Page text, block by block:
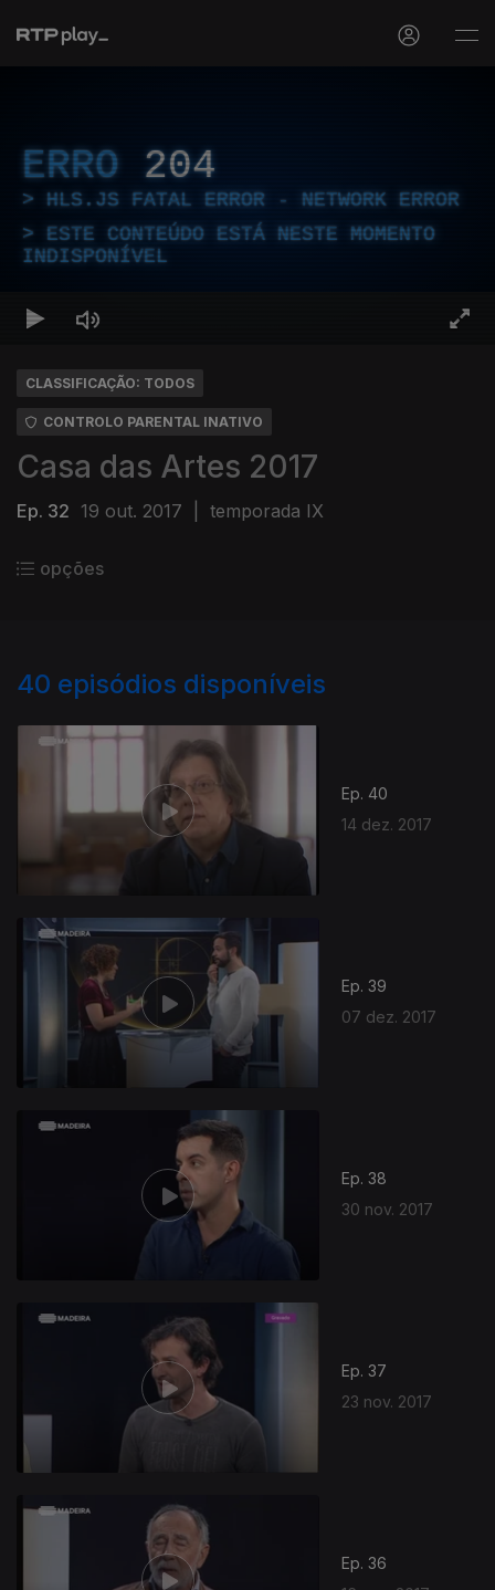
ERRO 204
HLS.JS FATAL ERROR - NETWORK ERROR
ESTE CONTEÚDO ESTÁ NESTE MOMENTO
INDISPONÍVEL
CLASSIFICAÇÃO: TODOS
CONTROLO PARENTAL INATIVO
Casa das Artes 2017
Ep. 32 19 out. 2017 temporada IX
opções
40 episódios disponíveis
Ep. 40
14 dez. 2017
Ep. 39
07 dez. 2017
Ep. 38
30 nov. 2017
Ep. 37
23 nov. 2017
Ep. 36